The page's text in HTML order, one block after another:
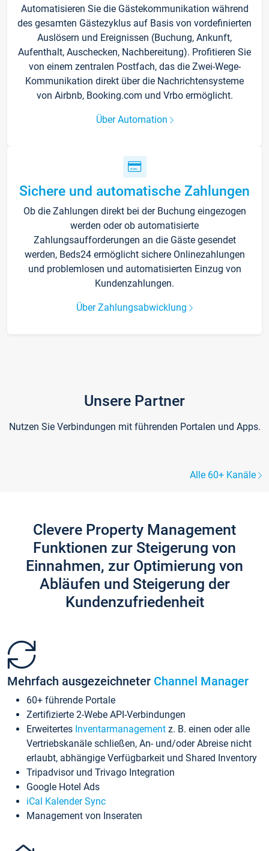
Automatisieren Sie die Gästekommunikation während
des gesamten Gästezyklus auf Basis von vordefinierten
Auslösern und Ereignissen (Buchung, Ankunft,
Aufenthalt, Auschecken, Nachbereitung). Profitieren Sie
von einem zentralen Postfach, das die Zwei-Wege-
Kommunikation direkt über die Nachrichtensysteme
von Airbnb, Booking.com und Vrbo ermöglicht.
Über Automation
Sichere und automatische Zahlungen
Ob die Zahlungen direkt bei der Buchung eingezogen
werden oder ob automatisierte
Zahlungsaufforderungen an die Gäste gesendet
werden, Beds24 ermöglicht sichere Onlinezahlungen
und problemlosen und automatisierten Einzug von
Kundenzahlungen.
Über Zahlungsabwicklung
Unsere Partner
Nutzen Sie Verbindungen mit führenden Portalen und Apps.
Alle 60+ Kanäle
Clevere Property Management
Funktionen zur Steigerung von
Einnahmen, zur Optimierung von
Abläufen und Steigerung der
Kundenzufriedenheit
Mehrfach ausgezeichneter Channel Manager
60+ führende Portale
Zertifizierte 2-Webe API-Verbindungen
Erweitertes Inventarmanagement z. B. einen oder alle
Vertriebskanäle schließen, An- und/oder Abreise nicht
erlaubt, abhängige Verfügbarkeit und Shared Inventory
Tripadvisor und Trivago Integration
Google Hotel Ads
iCal Kalender Sync
Management von Inseraten